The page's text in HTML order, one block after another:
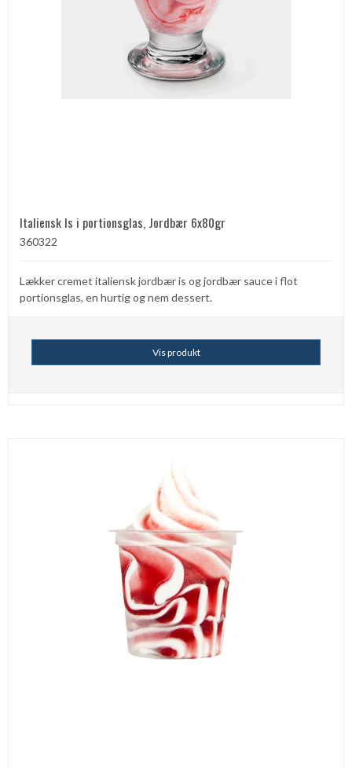
Italiensk Is i portionsglas, Jordbær 6x80gr
360322
Lækker cremet italiensk jordbær is og jordbær sauce i flot
portionsglas, en hurtig og nem dessert.
Vis produkt